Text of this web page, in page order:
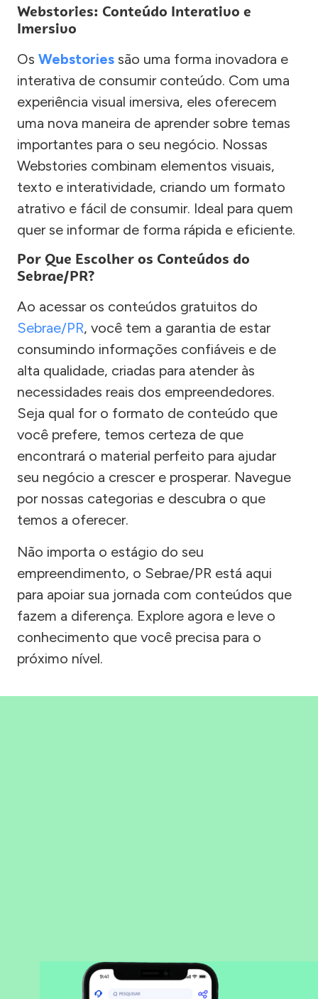
Webstories: Conteúdo Interativo e
Imersivo
Os Webstories são uma forma inovadora e
interativa de consumir conteúdo. Com uma
experiência visual imersiva, eles oferecem
uma nova maneira de aprender sobre temas
importantes para o seu negócio. Nossas
Webstories combinam elementos visuais,
texto e interatividade, criando um formato
atrativo e fácil de consumir. Ideal para quem
quer se informar de forma rápida e eficiente.
Por Que Escolher os Conteúdos do
Sebrae/PR?
Ao acessar os conteúdos gratuitos do
Sebrae/PR, você tem a garantia de estar
consumindo informações confiáveis e de
alta qualidade, criadas para atender às
necessidades reais dos empreendedores.
Seja qual for o formato de conteúdo que
você prefere, temos certeza de que
encontrará o material perfeito para ajudar
seu negócio a crescer e prosperar. Navegue
por nossas categorias e descubra o que
temos a oferecer.
Não importa o estágio do seu
empreendimento, o Sebrae/PR está aqui
para apoiar sua jornada com conteúdos que
fazem a diferença. Explore agora e leve o
conhecimento que você precisa para o
próximo nível.